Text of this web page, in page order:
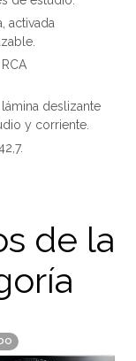
activada
deslizante
y corriente.
de la